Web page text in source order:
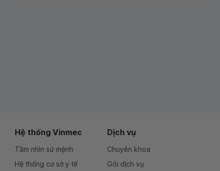
Hệ thống Vinmec
Tầm nhìn sứ mệnh
Hệ thống cơ sở y tế
Dịch vụ
Chuyên khoa
Gói dịch vụ